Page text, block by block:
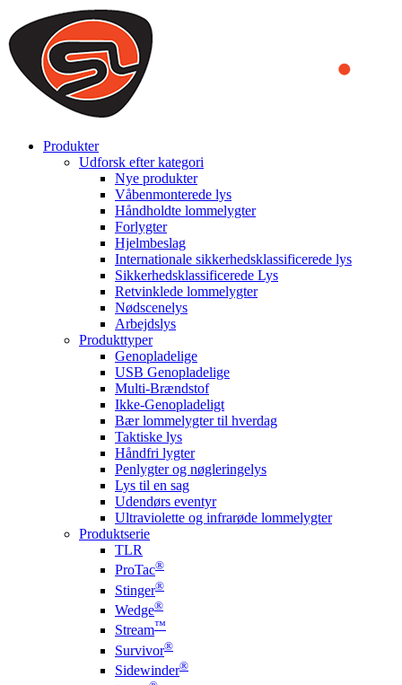
We use cookies to ensure that we provide you the best experience
on our website. By continuing to browse this website, you accept
that cookies are used to help us analyze how the website is used and
to offer you a better experience. To learn more or to find out how
you can disable cookies, you can access our
Produkter
Udforsk efter kategori
Nye produkter
Våbenmonterede lys
Håndholdte lommelygter
Forlygter
Hjelmbeslag
Internationale sikkerhedsklassificerede lys
Sikkerhedsklassificerede Lys
Retvinklede lommelygter
Nødscenelys
Arbejdslys
Produkttyper
Genopladelige
USB Genopladelige
Multi-Brændstof
Ikke-Genopladeligt
Bær lommelygter til hverdag
Taktiske lys
Håndfri lygter
Penlygter og nøgleringelys
Lys til en sag
Udendørs eventyr
Ultraviolette og infrarøde lommelygter
Produktserie
TLR
ProTac®
Stinger®
Wedge®
Stream™
Survivor®
Sidewinder®